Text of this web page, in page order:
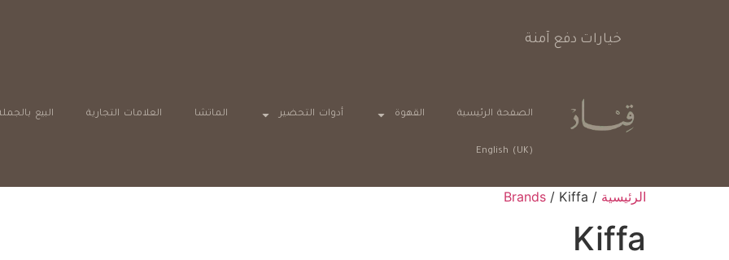
خيارات دفع آمنة
الصفحة الرئيسية القهوة أدوات التحضير الماتشا العلامات التجارية البيع
English (UK)
الرئيسية /
Brands / Kiffa
Kiffa